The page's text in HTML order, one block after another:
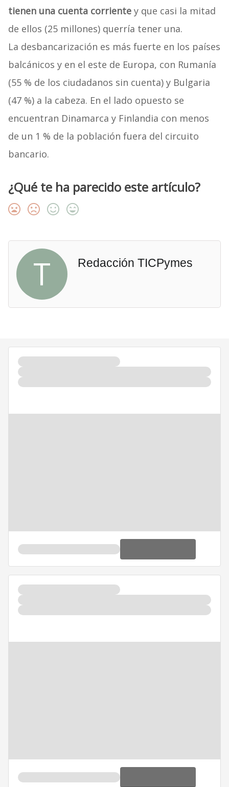
tienen una cuenta corrientey que casi la mitad
de ellos (25 millones) querría tener una.
La desbancarización es más fuerte en los países
balcánicos y en el este de Europa, con Rumanía
(55 % de los ciudadanos sin cuenta) y Bulgaria
(47 %) a la cabeza. En el lado opuesto se
encuentran Dinamarca y Finlandia con menos
de un 1 % de la población fuera del circuito
bancario.
¿Qué te ha parecido este artículo?
T Redacción TICPymes